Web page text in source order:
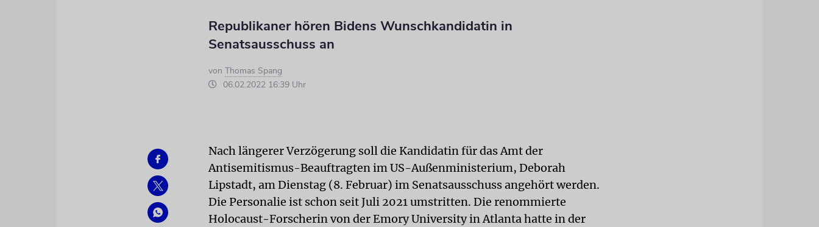
Republikaner hören Bidens Wunschkandidatin in
Senatsausschuss an
von Thomas Spang
06.02.2022 16:39 Uhr
Nach längerer Verzögerung soll die Kandidatin für das Amt der
Antisemitismus-Beauftragten im US-Außenministerium, Deborah
Lipstadt, am Dienstag (8. Februar) im Senatsausschuss angehört werden.
Die Personalie ist schon seit Juli 2021 umstritten. Die renommierte
Holocaust-Forscherin von der Emory University in Atlanta hatte in der